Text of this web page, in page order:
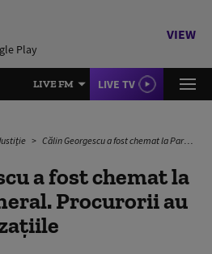
Play
VIEW
LIVE FM LIVE TV
Călin Georgescu a fost chemat la Parchetul General. Procurorii au schimbat acuzațiile
a fost chemat la
Procurorii au